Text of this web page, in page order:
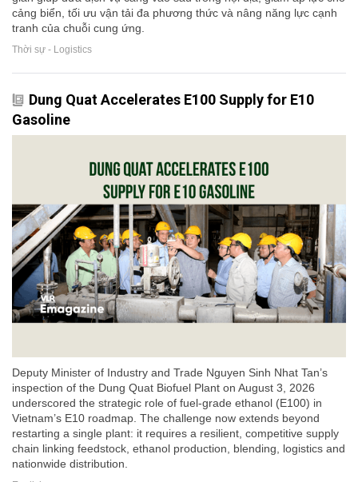
cảng biển, tối ưu vận tải đa phương thức và nâng năng lực cạnh
tranh của chuỗi cung ứng.
Thời sự - Logistics
Dung Quat Accelerates E100 Supply for E10
Gasoline
Deputy Minister of Industry and Trade Nguyen Sinh Nhat Tan’s
inspection of the Dung Quat Biofuel Plant on August 3, 2026
underscored the strategic role of fuel-grade ethanol (E100) in
Vietnam’s E10 roadmap. The challenge now extends beyond
restarting a single plant: it requires a resilient, competitive supply
chain linking feedstock, ethanol production, blending, logistics and
nationwide distribution.